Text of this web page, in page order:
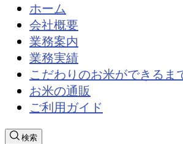
ホーム
会社概要
業務案内
業務実績
こだわりのお米ができるま
お米の通販
ご利用ガイド
検索